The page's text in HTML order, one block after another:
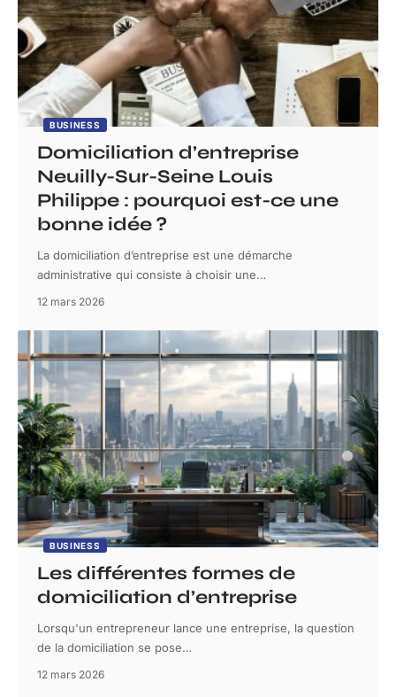
BUSINESS
Domiciliation d’entreprise
Neuilly-Sur-Seine Louis
Philippe : pourquoi est-ce une
bonne idée ?
La domiciliation d’entreprise est une démarche
administrative qui consiste à choisir une…
12 mars 2026
BUSINESS
Les différentes formes de
domiciliation d’entreprise
Lorsqu'un entrepreneur lance une entreprise, la question
de la domiciliation se pose…
12 mars 2026